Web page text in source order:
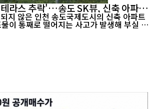
라스 추락'…송도 SK뷰, 신축 아파트
지 않은 인천 송도국제도시의 신축 아파트
이 통째로 떨어지는 사고가 발생해 부실 시
오전
송도국제도시 '송도 럭스오션 SK뷰' 1개 동
이 지상으로 추락했다. 사고가 발생
지만 아직 입주하지 ...